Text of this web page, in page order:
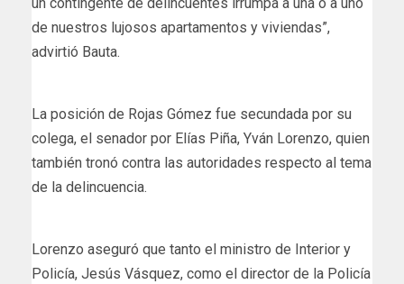
de nuestros lujosos apartamentos y viviendas”,
advirtió Bauta.
La posición de Rojas Gómez fue secundada por su
colega, el senador por Elías Piña, Yván Lorenzo, quien
también tronó contra las autoridades respecto al tema
de la delincuencia.
Lorenzo aseguró que tanto el ministro de Interior y
Policía, Jesús Vásquez, como el director de la Policía